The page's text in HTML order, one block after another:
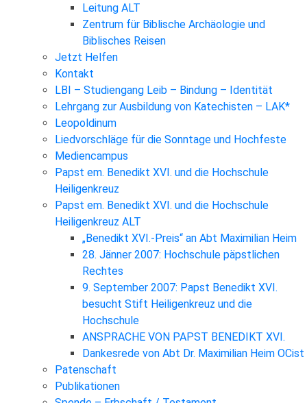
Leitung ALT
Zentrum für Biblische Archäologie und
Biblisches Reisen
Jetzt Helfen
Kontakt
LBI – Studiengang Leib – Bindung – Identität
Lehrgang zur Ausbildung von Katechisten – LAK*
Leopoldinum
Liedvorschläge für die Sonntage und Hochfeste
Mediencampus
Papst em. Benedikt XVI. und die Hochschule
Heiligenkreuz
Papst em. Benedikt XVI. und die Hochschule
Heiligenkreuz ALT
„Benedikt XVI.-Preis“ an Abt Maximilian Heim
28. Jänner 2007: Hochschule päpstlichen
Rechtes
9. September 2007: Papst Benedikt XVI.
besucht Stift Heiligenkreuz und die
Hochschule
ANSPRACHE VON PAPST BENEDIKT XVI.
Dankesrede von Abt Dr. Maximilian Heim OCist
Patenschaft
Publikationen